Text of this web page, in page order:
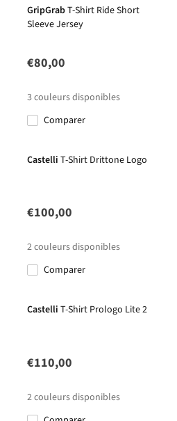
GripGrabT-Shirt Ride Short
Sleeve Jersey
€80,00
3couleurs disponibles
Comparer
Castelli T-Shirt Drittone Logo
€100,00
2couleurs disponibles
Comparer
Castelli T-Shirt Prologo Lite 2
€110,00
2couleurs disponibles